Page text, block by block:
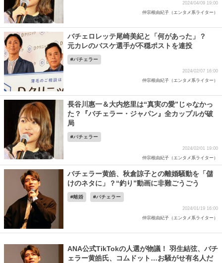
2024/04/09 19:00
仲宗根由紀子（エンタメ系ライター）
バチェロレッテ尾崎美紀と「何があった」？
元カレのバスケ選手が不穏ポストを連投
バチェラー
2024/02/07 16:00
仲宗根由紀子（エンタメ系ライター）
長谷川惠一＆大内悠里は“真実の愛”じゃなかっ
た？『バチェラー・ジャパン』全カップルが破
局
バチェラー
2024/02/01 19:00
仲宗根由紀子（エンタメ系ライター）
バチェラー黄皓、秋倉諒子との離婚騒動を「儲
けのネタに」？“釣り”動画に非難ごうごう
離婚 バチェラー
2024/01/19 16:00
仲宗根由紀子（エンタメ系ライター）
ANA公式TikTokの人選が物議！ 羽生結弦、バチ
ェラー黄皓氏、コムドット…お騒がせ有名人だ